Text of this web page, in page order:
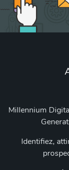
Millennium
Identifiez,